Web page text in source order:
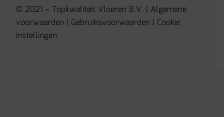
© 2021 – Topkwaliteit Vloeren B.V. | Algemene
voorwaarden | Gebruiksvoorwaarden | Cookie
instellingen